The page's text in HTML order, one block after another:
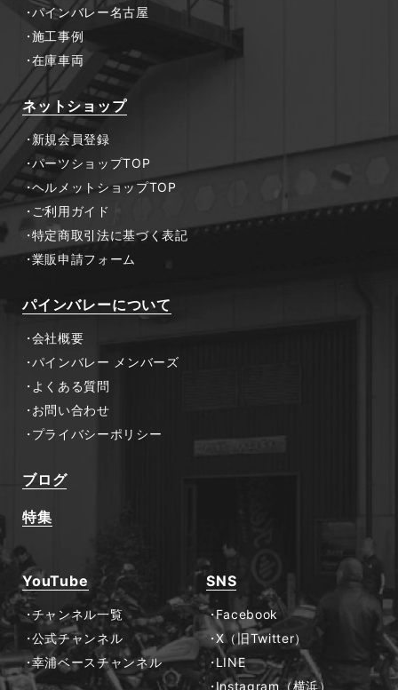
パインバレー名古屋
施工事例
在庫車両
ネットショップ
新規会員登録
パーツショップTOP
ヘルメットショップTOP
ご利用ガイド
特定商取引法に基づく表記
業販申請フォーム
パインバレーについて
会社概要
パインバレー メンバーズ
よくある質問
お問い合わせ
プライバシーポリシー
ブログ
特集
YouTube
チャンネル一覧
公式チャンネル
幸浦ベースチャンネル
SNS
Facebook
X（旧Twitter）
LINE
Instagram（横浜）